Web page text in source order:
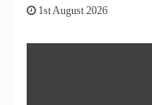
1st August 2026